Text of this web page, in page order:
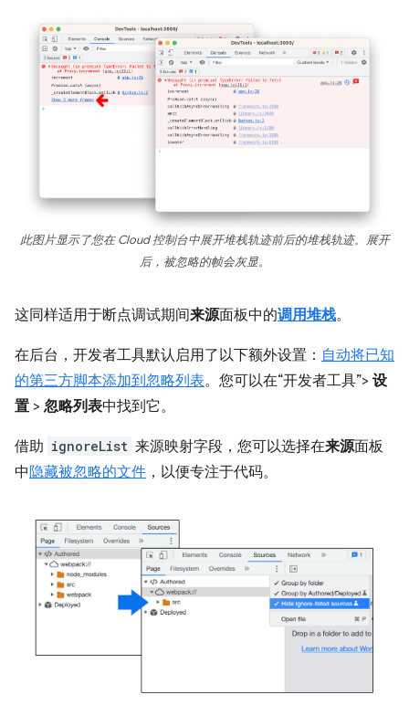
此图片显示了您在 Cloud 控制台中展开堆栈轨迹前后的堆栈轨迹。展开
后，被忽略的帧会灰显。
这同样适用于断点调试期间来源面板中的调用堆栈。
在后台，开发者工具默认启用了以下额外设置： 自动将已知
的第三方脚本添加到忽略列表。您可以在“开发者工具”> 设
置 > 忽略列表中找到它。
借助 ignoreList 来源映射字段，您可以选择在来源面板
中 隐藏被忽略的文件 ，以便专注于代码。